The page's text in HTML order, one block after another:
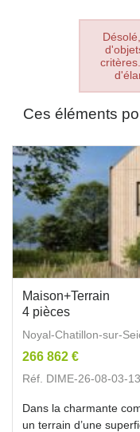
Ces éléments
Maison+Terrain
4 pièces
Noyal-Chatillon-sur-
266 862 €
Réf. DIME-26-08-03-13
Dans la charmante
un terrain d’une